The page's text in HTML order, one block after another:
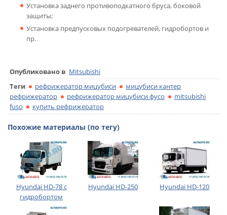
Установка заднего противоподкатного бруса, боковой
защиты;
Установка предпусковых подогревателей, гидробортов и
пр.
Опубликовано в Mitsubishi
Теги
рефрижератор мицубиси
мицубиси кантер
рефрижератор
рефрижератор мицубиси фусо
mitsubishi
fuso
купить рефрижератор
Похожие материалы (по тегу)
Hyundai HD-78 с
гидробортом
Hyundai HD-250 Hyundai HD-120